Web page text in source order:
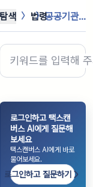
탐색 법령 공공기관의 운영에 관한 법률
로그인하고 택스캔
버스 AI에게 질문해
보세요
택스캔버스 AI에게 바로
물어보세요.
로그인하고 질문하기